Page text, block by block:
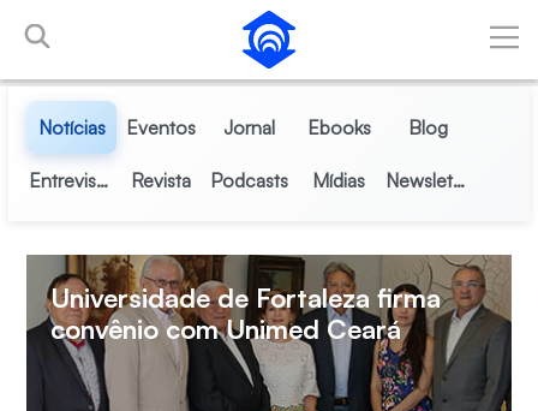
Pular para o Conteúdo principal
Notícias Eventos Jornal Ebooks Blog
Entrevistas Revista Podcasts Mídias Newsletter
Universidade de Fortaleza firma
convênio com Unimed Ceará